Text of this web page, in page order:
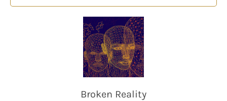
Broken Reality